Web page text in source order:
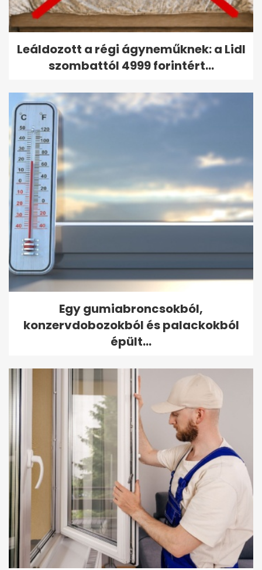
Leáldozott a régi ágyneműknek: a Lidl
szombattól 4999 forintért...
Egy gumiabroncsokból,
konzervdobozokból és palackokból
épült...